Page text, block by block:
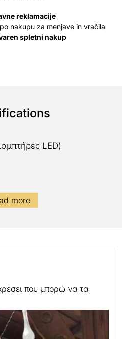
reklamacije
nakupu za menjave in vračila
spletni nakup
LED)
more
που μπορώ να τα